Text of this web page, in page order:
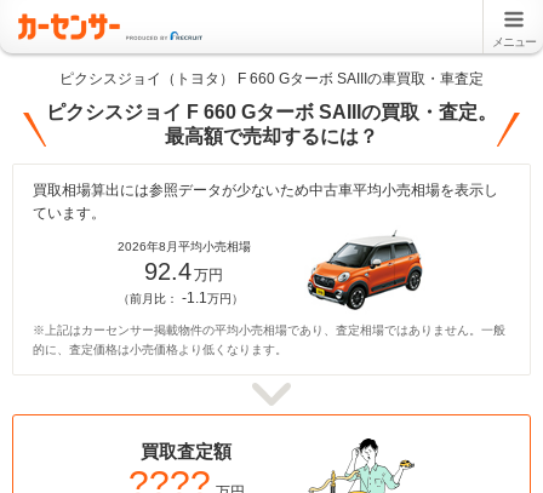
メニュー
ピクシスジョイ（トヨタ） F 660 Gターボ SAIIIの車買取・車査定
ピクシスジョイ F 660 Gターボ SAIIIの買取・査定。
最高額で売却するには？
買取相場算出には参照データが少ないため中古車平均小売相場を表示し
ています。
2026年8月平均小売相場
92.4万円
（前月比： -1.1万円）
※上記はカーセンサー掲載物件の平均小売相場であり、査定相場ではありません。一般
的に、査定価格は小売価格より低くなります。
買取査定額
????